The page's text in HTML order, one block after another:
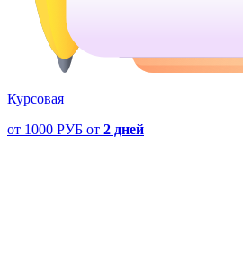
Курсовая
от 1000 РУБ от 2 дней